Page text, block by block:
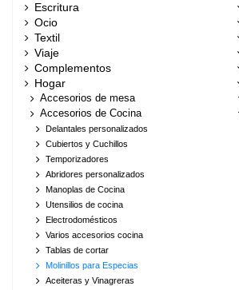
Escritura
Ocio
Textil
Viaje
Complementos
Hogar
Accesorios de mesa
Accesorios de Cocina
Delantales personalizados
Cubiertos y Cuchillos
Temporizadores
Abridores personalizados
Manoplas de Cocina
Utensilios de cocina
Electrodomésticos
Varios accesorios cocina
Tablas de cortar
Molinillos para Especias
Aceiteras y Vinagreras